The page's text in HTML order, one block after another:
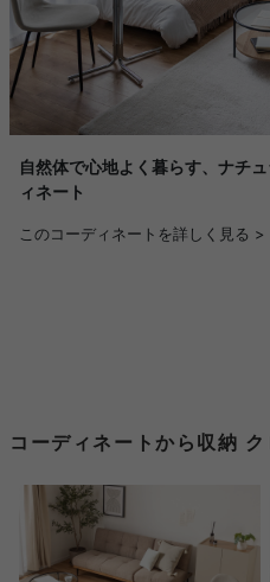
自然体で心地よく暮らす、ナチ
ィネート
このコーディネートを詳しく見る >
コーディネートから収納